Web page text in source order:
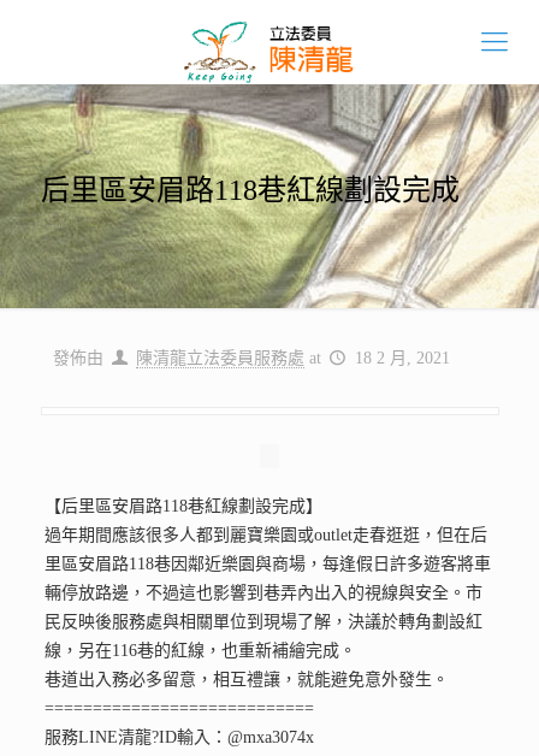
后里區安眉路118巷紅線劃設完成
發佈由 陳清龍立法委員服務處 at 18 2 月, 2021
【后里區安眉路118巷紅線劃設完成】
過年期間應該很多人都到麗寶樂園或outlet走春逛逛，但在后
里區安眉路118巷因鄰近樂園與商場，每逢假日許多遊客將車
輛停放路邊，不過這也影響到巷弄內出入的視線與安全。市
民反映後服務處與相關單位到現場了解，決議於轉角劃設紅
線，另在116巷的紅線，也重新補繪完成。
巷道出入務必多留意，相互禮讓，就能避免意外發生。
============================
服務LINE清龍?ID輸入：@mxa3074x